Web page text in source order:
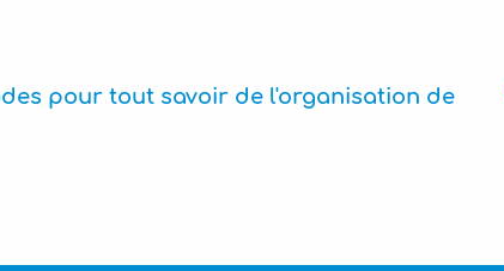
pour tout savoir de l'organisation de